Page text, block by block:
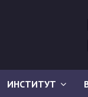
ИНСТИТУТ